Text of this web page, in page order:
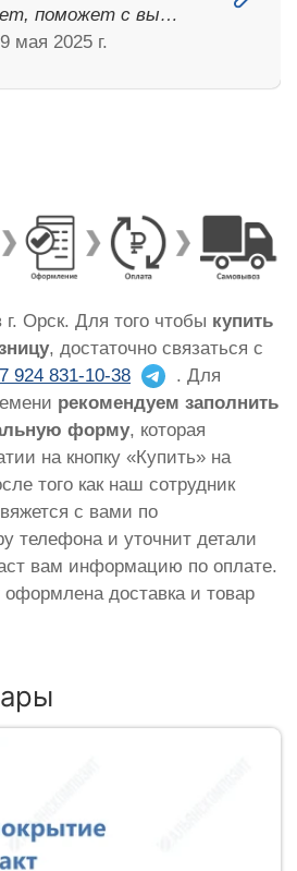
поможет с вы…
9 мая 2025 г.
г. Орск. Для того чтобы купить
, достаточно связаться с
924 831-10-38
. Для
рекомендуем заполнить
форму, которая
на кнопку «Купить» на
того как наш сотрудник
с вами по
телефона и уточнит детали
вам информацию по оплате.
доставка и товар